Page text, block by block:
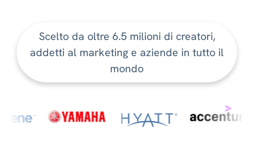
Scelto da oltre 6.5 milioni di creatori,
addetti al marketing e aziende in tutto il
mondo